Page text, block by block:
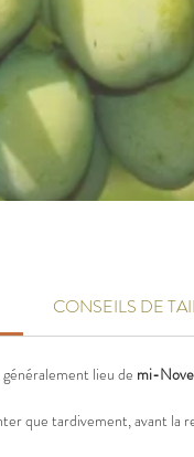
CONSEILS DE
généralement lieu de mi-
que tardivement, avant la